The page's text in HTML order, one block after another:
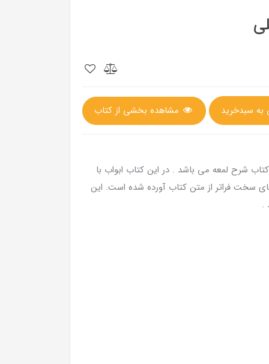
مشاهده بخشی از کتاب
صد متون فقه شامل نکات 36 باب از کتاب شرح لمعه می باشد . در این کتاب ابواب با
سخت فراتر از متن کتاب آورده شده است. این
.